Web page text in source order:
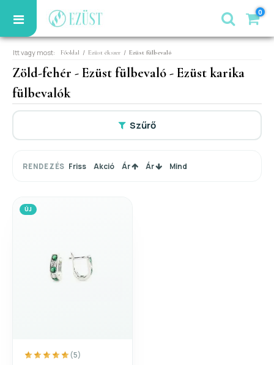
0
Itt vagy most: Főoldal / Ezüst ékszer / Ezüst fülbevaló
Zöld-fehér - Ezüst fülbevaló - Ezüst karika
fülbevalók
Szűrő
RENDEZÉS Friss Akció Ár Ár Mind
ÚJ
(5)